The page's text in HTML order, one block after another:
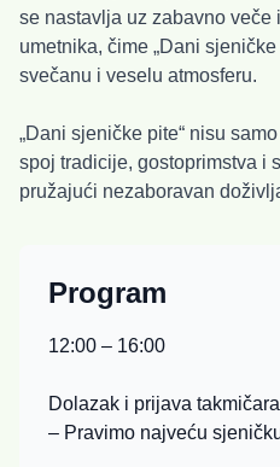
se nastavlja uz zabavno veče
umetnika, čime „Dani
svečanu i veselu atmosferu.
„Dani sjeničke pite“ nisu
spoj tradicije, gostoprimstva i
pružajući nezaboravan
Program
12:00 – 16:00
Dolazak i prijava takmičara
– Pravimo najveću